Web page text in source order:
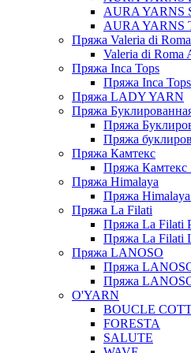
AURA YARNS
AURA YARNS
Пряжа Valeria di Roma
Valeria di Roma
Пряжа Inca Tops
Пряжа Inca
Пряжа LADY YARN
Пряжа
Пряжа
Пряжа
Пряжа Камтекс
Пряжа Камтекс
Пряжа Himalaya
Пряжа
Пряжа La Filati
Пряжа La Filati
Пряжа La Filati
Пряжа LANOSO
Пряжа
Пряжа
O'YARN
BOUCLE
FORESTA
SALUTE